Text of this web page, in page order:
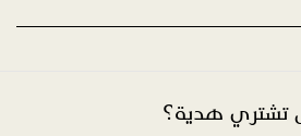
تشتري هدية؟